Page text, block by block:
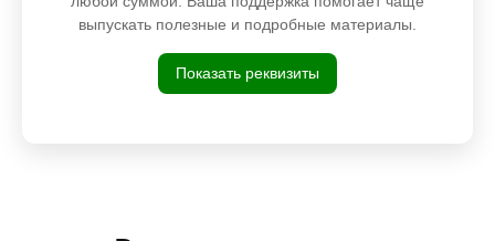
выпускать полезные и подробные материалы.
Показать реквизиты